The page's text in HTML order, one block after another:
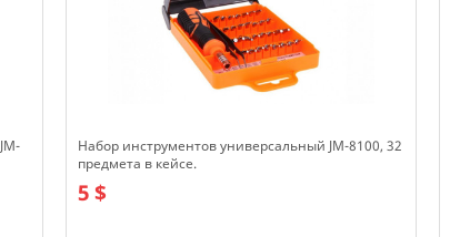
Набор инструментов универсальный JM-8100, 32
предмета в кейсе.
5 $